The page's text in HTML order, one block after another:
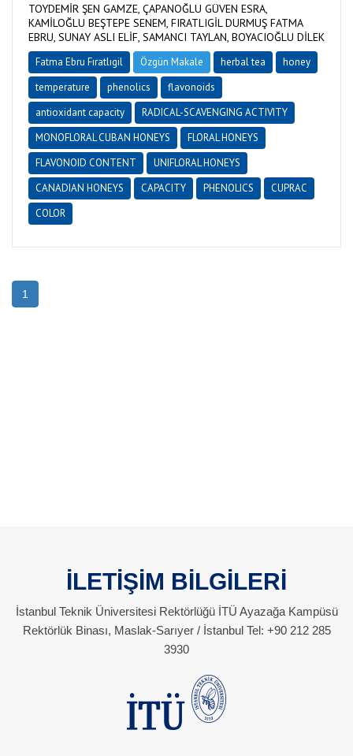
TOYDEMİR ŞEN GAMZE, ÇAPANOĞLU GÜVEN ESRA,
KAMİLOĞLU BEŞTEPE SENEM, FIRATLIGİL DURMUŞ FATMA
EBRU, SUNAY ASLI ELİF, SAMANCI TAYLAN, BOYACIOĞLU DİLEK
Fatma Ebru Fıratlıgil Özgün Makale herbal tea
honey
temperature
phenolics
flavonoids
antioxidant capacity
RADICAL-SCAVENGING ACTIVITY
MONOFLORAL CUBAN HONEYS
FLORAL HONEYS
FLAVONOID CONTENT
UNIFLORAL HONEYS
CANADIAN HONEYS
CAPACITY PHENOLICS
CUPRAC
COLOR
1
İLETİŞİM BİLGİLERİ
İstanbul Teknik Üniversitesi Rektörlüğü İTÜ Ayazağa Kampüsü
Rektörlük Binası, Maslak-Sarıyer / İstanbul Tel: +90 212 285
3930